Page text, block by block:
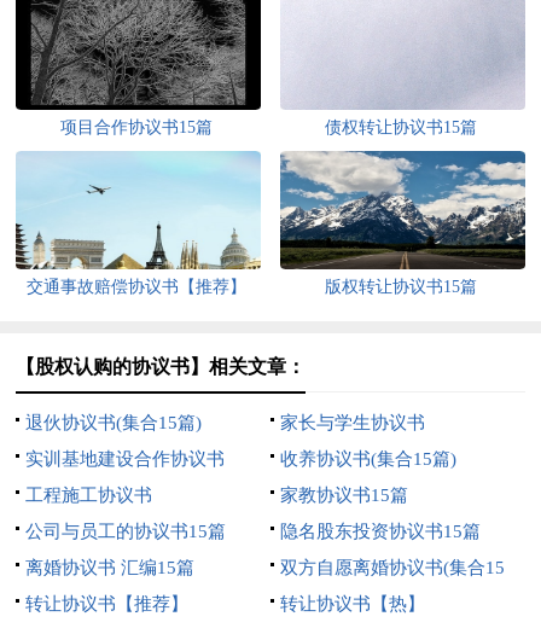
项目合作协议书15篇 债权转让协议书15篇
交通事故赔偿协议书【推荐】 版权转让协议书15篇
【股权认购的协议书】相关文章：
退伙协议书(集合15篇)
家长与学生协议书
实训基地建设合作协议书
收养协议书(集合15篇)
工程施工协议书
家教协议书15篇
公司与员工的协议书15篇
隐名股东投资协议书15篇
离婚协议书 汇编15篇
双方自愿离婚协议书(集合15
篇)
转让协议书【推荐】 转让协议书【热】